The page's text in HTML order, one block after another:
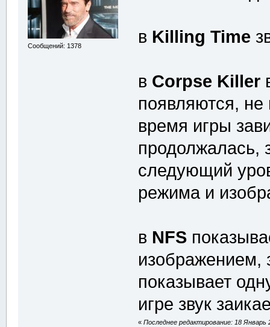
Сообщений: 1378 в Killing Time
в Corpse Killer
появляются, не
время игры
продолжалась,
следующий
режима и
в NFS
изображением,
показывает
игре звук
«Последнее редактирование: 18 Январь